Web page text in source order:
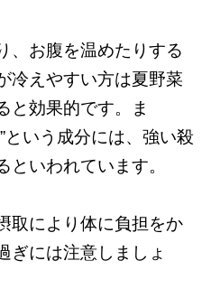
お腹を温めたりする
冷えやすい方は夏野菜
と効果的です。ま
という成分には、強い殺
いわれています。
取により体に負担をか
ぎには注意しましょ